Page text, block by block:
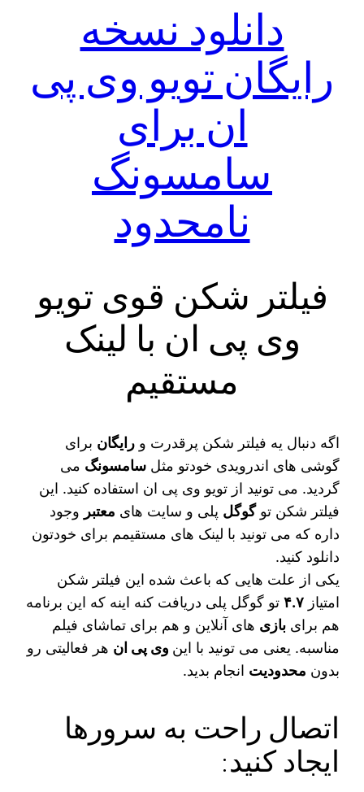
دانلود نسخه
رایگان تویو وی پی
ان برای
سامسونگ
نامحدود
فیلتر شکن قوی تویو‌
وی پی ان با لینک
مستقیم
اگه دنبال یه فیلتر شکن پرقدرت ورایگان برای
گوشی‌ های اندرویدی خودتو مثلسامسونگ می‌
گردید. می‌ تونید از تویو وی پی ان استفاده کنید. این
فیلتر شکن توگوگل پلی و سایت‌ های معتبر وجود
داره که می‌ تونید با لینک‌ های مستقیمم برای خودتون
دانلود کنید.
یکی از علت‌ هایی که باعث شده این فیلتر شکن
امتیاز۴.۷ تو گوگل پلی دریافت کنه اینه که این برنامه
هم برایبازی‌ های آنلاین و هم برای تماشای فیلم
مناسبه. یعنی می‌ تونید با این وی پی ان هر فعالیتی رو
بدون محدودیت انجام بدید.
اتصال راحت به سرورها
ایجاد کنید: